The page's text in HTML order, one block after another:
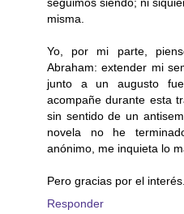
misma.
Yo, por mi parte,
Abraham: extender mi
junto a un augusto
acompañe durante esta
sin sentido de un
novela no he
anónimo, me inquieta lo
Pero gracias por el interés.
Responder